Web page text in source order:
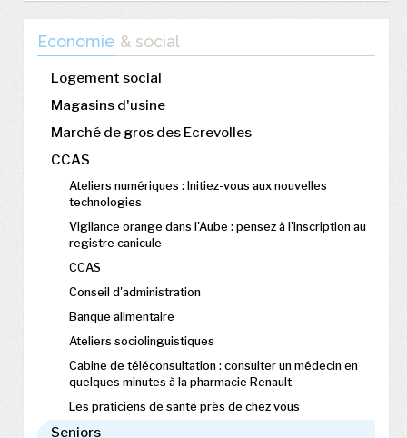
Economie & social
Logement social
Magasins d'usine
Marché de gros des Ecrevolles
CCAS
Ateliers numériques : Initiez-vous aux nouvelles
technologies
Vigilance orange dans l'Aube : pensez à l'inscription au
registre canicule
CCAS
Conseil d'administration
Banque alimentaire
Ateliers sociolinguistiques
Cabine de téléconsultation : consulter un médecin en
quelques minutes à la pharmacie Renault
Les praticiens de santé près de chez vous
Seniors